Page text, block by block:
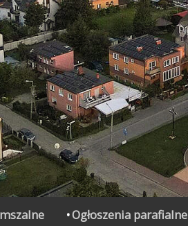
Ogłoszenia parafialne